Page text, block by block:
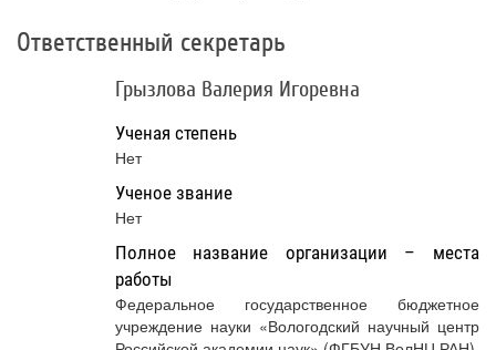
Ответственный секретарь
Грызлова Валерия Игоревна
Ученая степень
Нет
Ученое звание
Нет
Полное название организации – места
работы
Федеральное государственное бюджетное
учреждение науки «Вологодский научный центр